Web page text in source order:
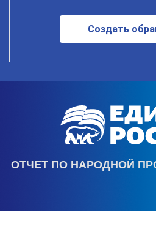
Создать
ОТЧЕТ ПО НАРОДНОЙ